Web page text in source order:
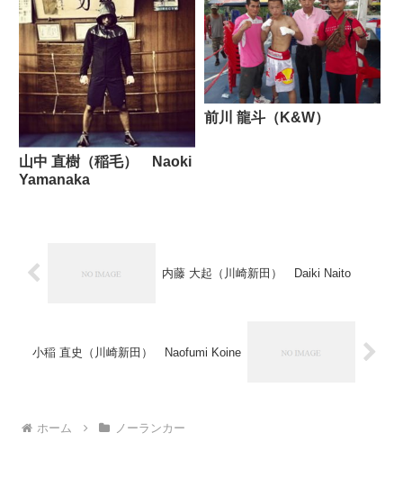
山中 直樹（稲毛） Naoki
Yamanaka
前川 龍斗（K&W）
内藤 大起（川崎新田） Daiki Naito
小稲 直史（川崎新田） Naofumi Koine
ホーム ノーランカー